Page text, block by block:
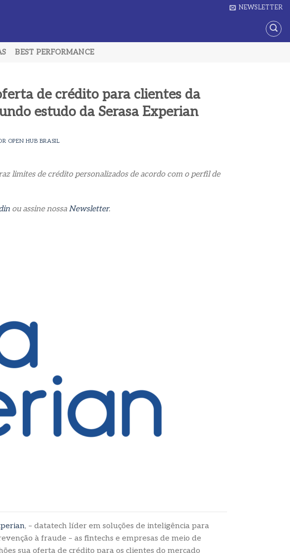
NEWSLETTER
BEST PERFORMANCE
de crédito para clientes da
estudo da Serasa Experian
OPEN HUB BRASIL
limites de crédito personalizados de acordo com o perfil de
ou assine nossaNewsletter.
, – datatech líder em soluções de inteligência para
à fraude – as fintechs e empresas de meio de
sua oferta de crédito para os clientes do mercado